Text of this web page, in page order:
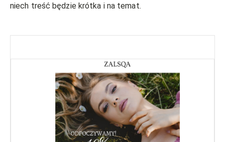
niech treść będzie krótka i na temat.